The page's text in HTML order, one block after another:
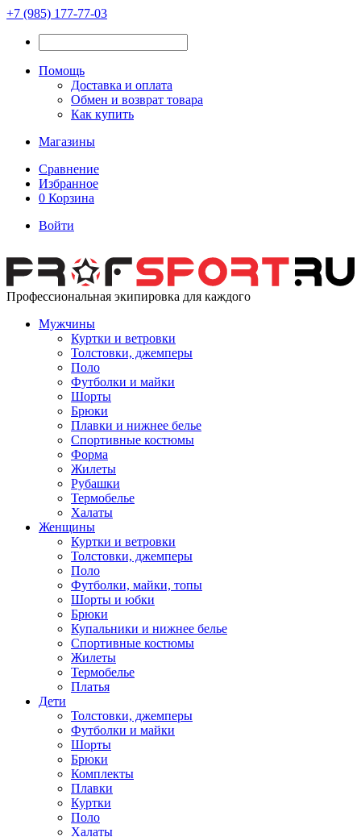
+7 (985) 177-77-03
Помощь
Доставка и оплата
Обмен и возврат товара
Как купить
Магазины
Сравнение
Избранное
0 Корзина
Войти
Профессиональная экипировка для каждого
Мужчины
Куртки и ветровки
Толстовки, джемперы
Поло
Футболки и майки
Шорты
Брюки
Плавки и нижнее белье
Спортивные костюмы
Форма
Жилеты
Рубашки
Термобелье
Халаты
Женщины
Куртки и ветровки
Толстовки, джемперы
Поло
Футболки, майки, топы
Шорты и юбки
Брюки
Купальники и нижнее белье
Спортивные костюмы
Жилеты
Термобелье
Платья
Дети
Толстовки, джемперы
Футболки и майки
Шорты
Брюки
Комплекты
Плавки
Куртки
Поло
Халаты